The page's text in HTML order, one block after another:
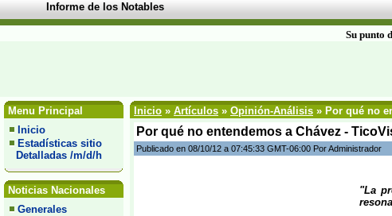
Informe de los Notables
Su punto
Menu Principal
Inicio
Estadísticas sitio
Detalladas /m/d/h
Noticias Nacionales
Generales
Inicio » Artículos » Opinión-Análisis » Por qué no
Por qué no entendemos a Chávez -
Publicado en 08/10/12 a 07:45:33 GMT-06:00 Por Administrador
"La